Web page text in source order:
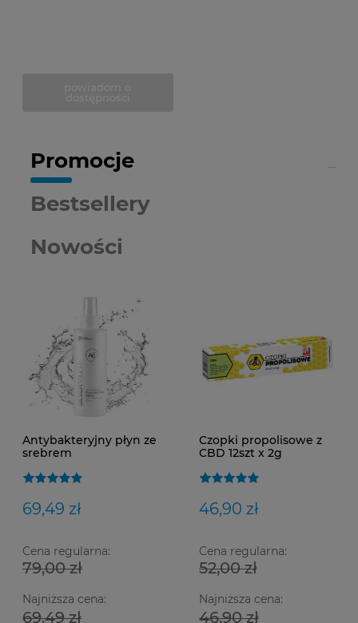
Promocje
Nowości
Bestsellery
Antybakteryjny płyn ze
srebrem
ppm Ag124 200 ml
69,49 zł
Cena regularna:
79,00 zł
Najniższa cena:
69,49 zł
Czopki propolisowe z
CBD 12szt x 2g
46,90 zł
Cena regularna:
52,00 zł
Najniższa cena:
46,90 zł